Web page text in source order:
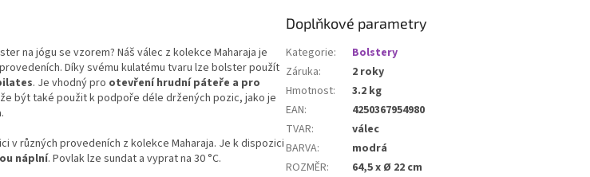
strana z přírodního kaučuku
zaručuje dokonalou stabilitu
bez nežádoucího posouvání.
Jde o udržitelnou podložku
bez obsahu PVC, který
kombinuje funkčnost s
jemností k pokožce.
na jógu se vzorem? Náš válec z kolekce Maharaja je
Díky svému kulatému tvaru lze bolster použít
. Je vhodný pro otevření hrudní páteře a pro
být také použit k podpoře déle držených pozic, jako je
v různých provedeních z kolekce Maharaja. Je k dispozici
náplní. Povlak lze sundat a vyprat na 30 °C.
Doplňkové parametry
Kategorie:
Bolstery
Záruka:
2 roky
Hmotnost:
3.2 kg
EAN:
4250367954980
TVAR:
válec
BARVA:
modrá
ROZMĚR:
64,5 x Ø 22 cm